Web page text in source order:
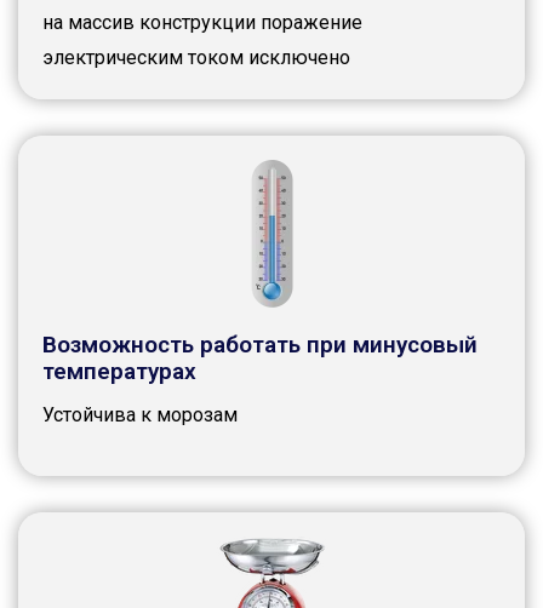
на массив конструкции поражение
электрическим током исключено
Возможность работать при минусовый
температурах
Устойчива к морозам